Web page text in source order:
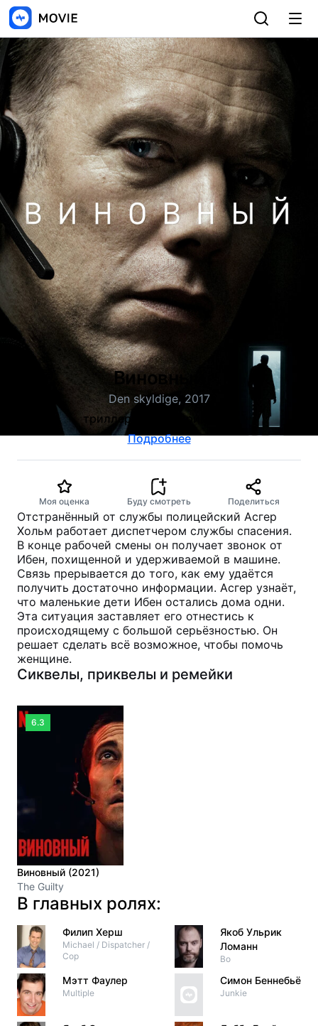
Виновный
Den skyldige, 2017
триллер, драма, криминал
Подробнее
Моя оценка Буду смотреть Поделиться
Отстранённый от службы полицейский Асгер
Хольм работает диспетчером службы спасения.
В конце рабочей смены он получает звонок от
Ибен, похищенной и удерживаемой в машине.
Связь прерывается до того, как ему удаётся
получить достаточно информации. Асгер узнаёт,
что маленькие дети Ибен остались дома одни.
Эта ситуация заставляет его отнестись к
происходящему с большой серьёзностью. Он
решает сделать всё возможное, чтобы помочь
женщине.
Сиквелы, приквелы и ремейки
6.3
Виновный (2021)
The Guilty
В главных ролях:
Филип Херш
Michael / Dispatcher /
Cop
Мэтт Фаулер
Multiple
Якоб Ульрик
Ломанн
Bo
Симон Беннебьёрг
Junkie